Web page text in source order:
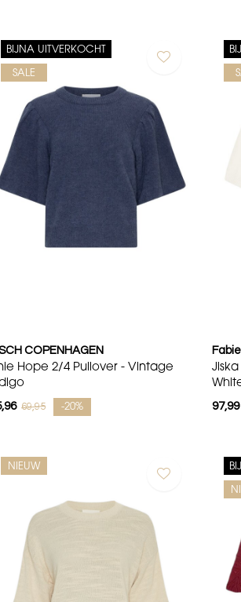
BIJNA UITVERKOCHT
SALE
COPENHAGEN
Hope 2/4 Pullover - Vintage
69,95 -20%
97,99
NIEUW